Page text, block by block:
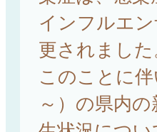
インフルエ
更されました
このことに
～）の県内